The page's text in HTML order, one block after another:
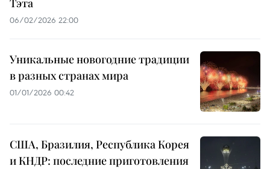
Тэта
06/02/2026 22:00
Уникальные новогодние традиции
в разных странах мира
01/01/2026 00:42
США, Бразилия, Республика Корея
и КНДР: последние приготовления